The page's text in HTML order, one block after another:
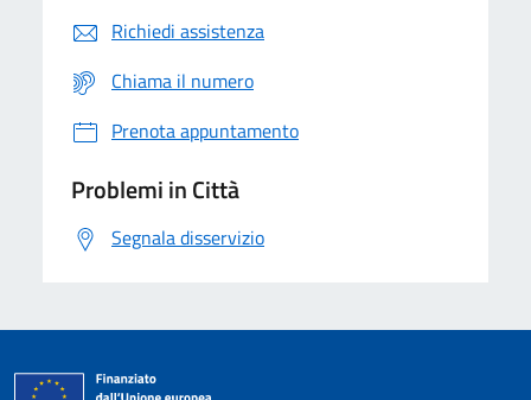
Richiedi assistenza
Chiama il numero
Prenota appuntamento
Problemi in Città
Segnala disservizio